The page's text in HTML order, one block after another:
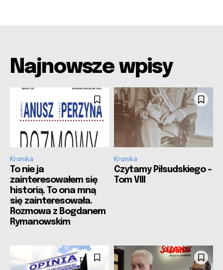
Najnowsze wpisy
Kronika
To nie ja
zainteresowałem się
historią. To ona mną
się zainteresowała.
Rozmowa z Bogdanem
Rymanowskim
Kronika
Czytamy Piłsudskiego –
Tom VIII